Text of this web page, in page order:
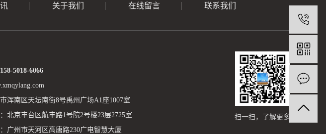
关于我们 在线留言 联系我们
158-5018-6066
浑南区天坛南街8号禹州广场A1座1007室
北京丰台区航丰路1号院2号楼23层2725室
广州市天河区高唐路230广电智慧大厦
扫一扫，了解更多